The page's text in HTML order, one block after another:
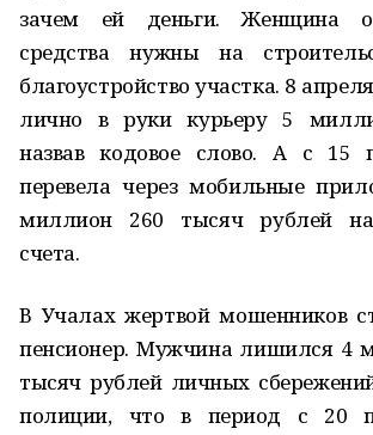
зачем ей деньги. Женщина
средства нужны на
благоустройство участка. 8
лично в руки курьеру 5
назвав кодовое слово. А с 15
перевела через мобильные
миллион 260 тысяч рублей на
счета.
В Учалах жертвой мошенников
пенсионер. Мужчина лишился 4
тысяч рублей личных
полиции, что в период с 20